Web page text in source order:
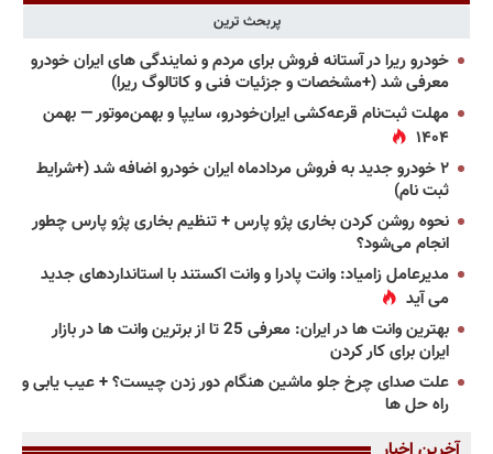
پربحث ترین
خودرو ریرا در آستانه فروش برای مردم و نمایندگی های ایران خودرو
معرفی شد (+مشخصات و جزئیات فنی و کاتالوگ ریرا)
مهلت ثبت‌نام قرعه‌کشی ایران‌خودرو، سایپا و بهمن‌موتور — بهمن
۱۴۰۴
۲ خودرو جدید به فروش مردادماه ایران خودرو اضافه شد (+شرایط
ثبت نام)
نحوه روشن کردن بخاری پژو پارس + تنظیم بخاری پژو پارس چطور
انجام می‌شود؟
مدیرعامل زامیاد: وانت پادرا و وانت اکستند با استانداردهای جدید
می آید
بهترین وانت ها در ایران: معرفی 25 تا از برترین وانت ها در بازار
ایران برای کار کردن
علت صدای چرخ جلو ماشین هنگام دور زدن چیست؟ + عیب یابی و
راه حل ها